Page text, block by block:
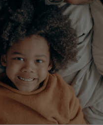
ZOEKEN